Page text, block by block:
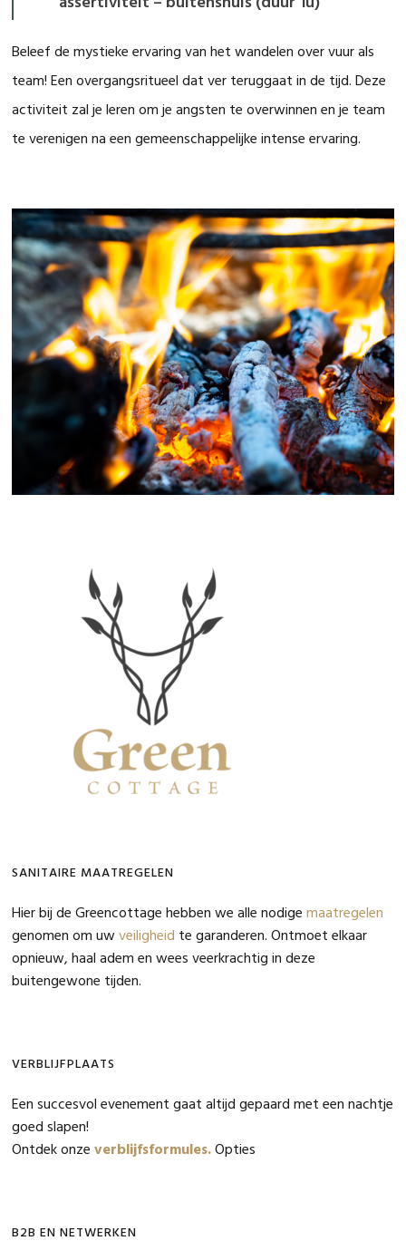
Beleef de mystieke ervaring van het wandelen over vuur als
team! Een overgangsritueel dat ver teruggaat in de tijd. Deze
activiteit zal je leren om je angsten te overwinnen en je team
te verenigen na een gemeenschappelijke intense ervaring.
Primaire
Sidebar
SANITAIRE MAATREGELEN
Hier bij de Greencottage hebben we alle nodigemaatregelen
genomen om uwveiligheid te garanderen. Ontmoet elkaar
opnieuw, haal adem en wees veerkrachtig in deze
buitengewone tijden.
VERBLIJFPLAATS
Een succesvol evenement gaat altijd gepaard met een nachtje
goed slapen!
Ontdek onzeverblijfsformules.Opties
B2B EN NETWERKEN